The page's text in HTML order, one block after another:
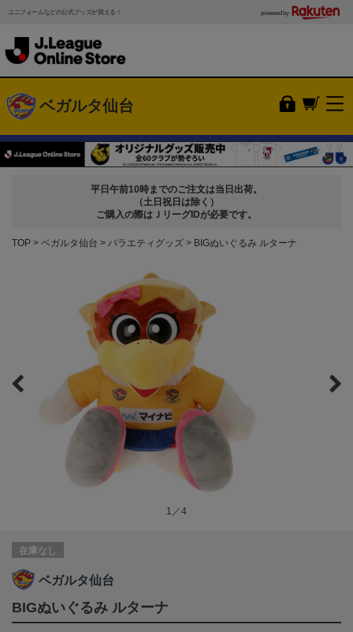
ユニフォームなどの公式グッズが買える！ powered by
ベガルタ仙台
平日午前10時までのご注文は当日出荷。
（土日祝日は除く）
ご購入の際はＪリーグIDが必要です。
TOP ベガルタ仙台 バラエティグッズ BIGぬいぐるみ ルターナ
1／4
在庫なし
ベガルタ仙台
BIGぬいぐるみ ルターナ